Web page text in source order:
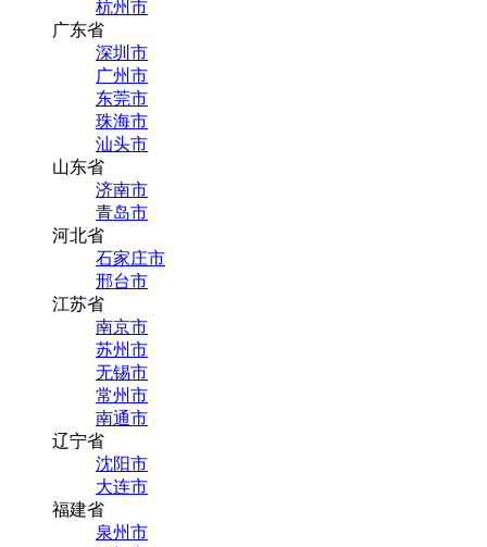
杭州市
广东省
深圳市
广州市
东莞市
珠海市
汕头市
山东省
济南市
青岛市
河北省
石家庄市
邢台市
江苏省
南京市
苏州市
无锡市
常州市
南通市
辽宁省
沈阳市
大连市
福建省
泉州市